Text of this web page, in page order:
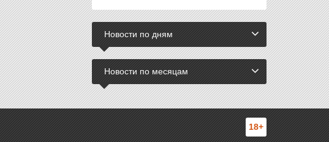
Новости по дням
Новости по месяцам
18+